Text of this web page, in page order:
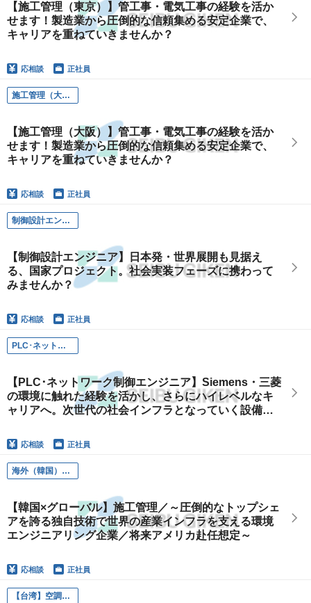
【施工管理（東京）】管工事・電気工事の経験を活か
せます！製造業から圧倒的な信頼集める安定企業で、
キャリアを重ねていきませんか？
応相談 正社員
施工管理（大阪）
【施工管理（大阪）】管工事・電気工事の経験を活か
せます！製造業から圧倒的な信頼集める安定企業で、
キャリアを重ねていきませんか？
応相談 正社員
制御設計エンジニア（製品開発・プロジェクト担当）
【制御設計エンジニア】日本発・世界展開も見据え
る、国家プロジェクト。社会実装フェーズに携わって
みませんか？
応相談 正社員
PLC･ネットワーク制御エンジニア（製品開発･プロジェクト担当）
【PLC･ネットワーク制御エンジニア】Siemens・三菱
の環境に触れた経験を活かし、さらにハイレベルなキ
ャリアへ。次世代の社会インフラとなっていく設備の
応相談 正社員
海外（韓国）／施工管理
【韓国×グローバル】施工管理／～圧倒的なトップシェ
アを誇る独自技術で世界の産業インフラを支える環境
エンジニアリング企業／将来アメリカ赴任想定～
応相談 正社員
【台湾】空調設備エンジニア・CM